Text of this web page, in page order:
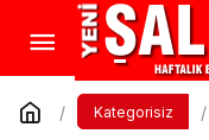
Kategorisiz